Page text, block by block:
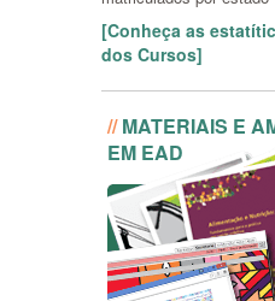
[Conheça as
dos Cursos]
//MATERIAIS E
EM EAD